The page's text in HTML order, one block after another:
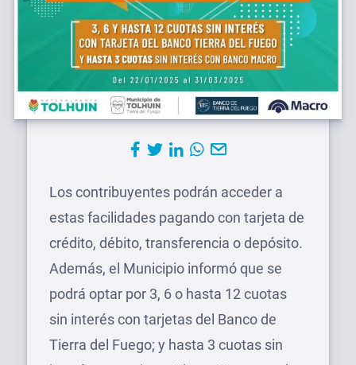
Los contribuyentes podrán acceder a
estas facilidades pagando con tarjeta de
crédito, débito, transferencia o depósito.
Además, el Municipio informó que se
podrá optar por 3, 6 o hasta 12 cuotas
sin interés con tarjetas del Banco de
Tierra del Fuego; y hasta 3 cuotas sin